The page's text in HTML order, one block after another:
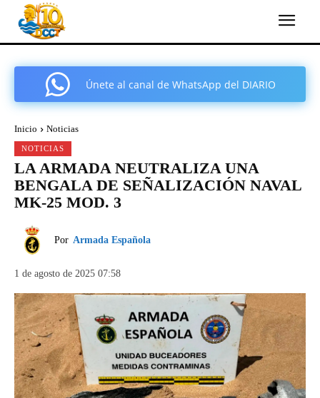
Únete al canal de WhatsApp del DIARIO
Inicio Noticias
NOTICIAS
LA ARMADA NEUTRALIZA UNA
BENGALA DE SEÑALIZACIÓN NAVAL
MK-25 MOD. 3
Por Armada Española
1 de agosto de 2025 07:58